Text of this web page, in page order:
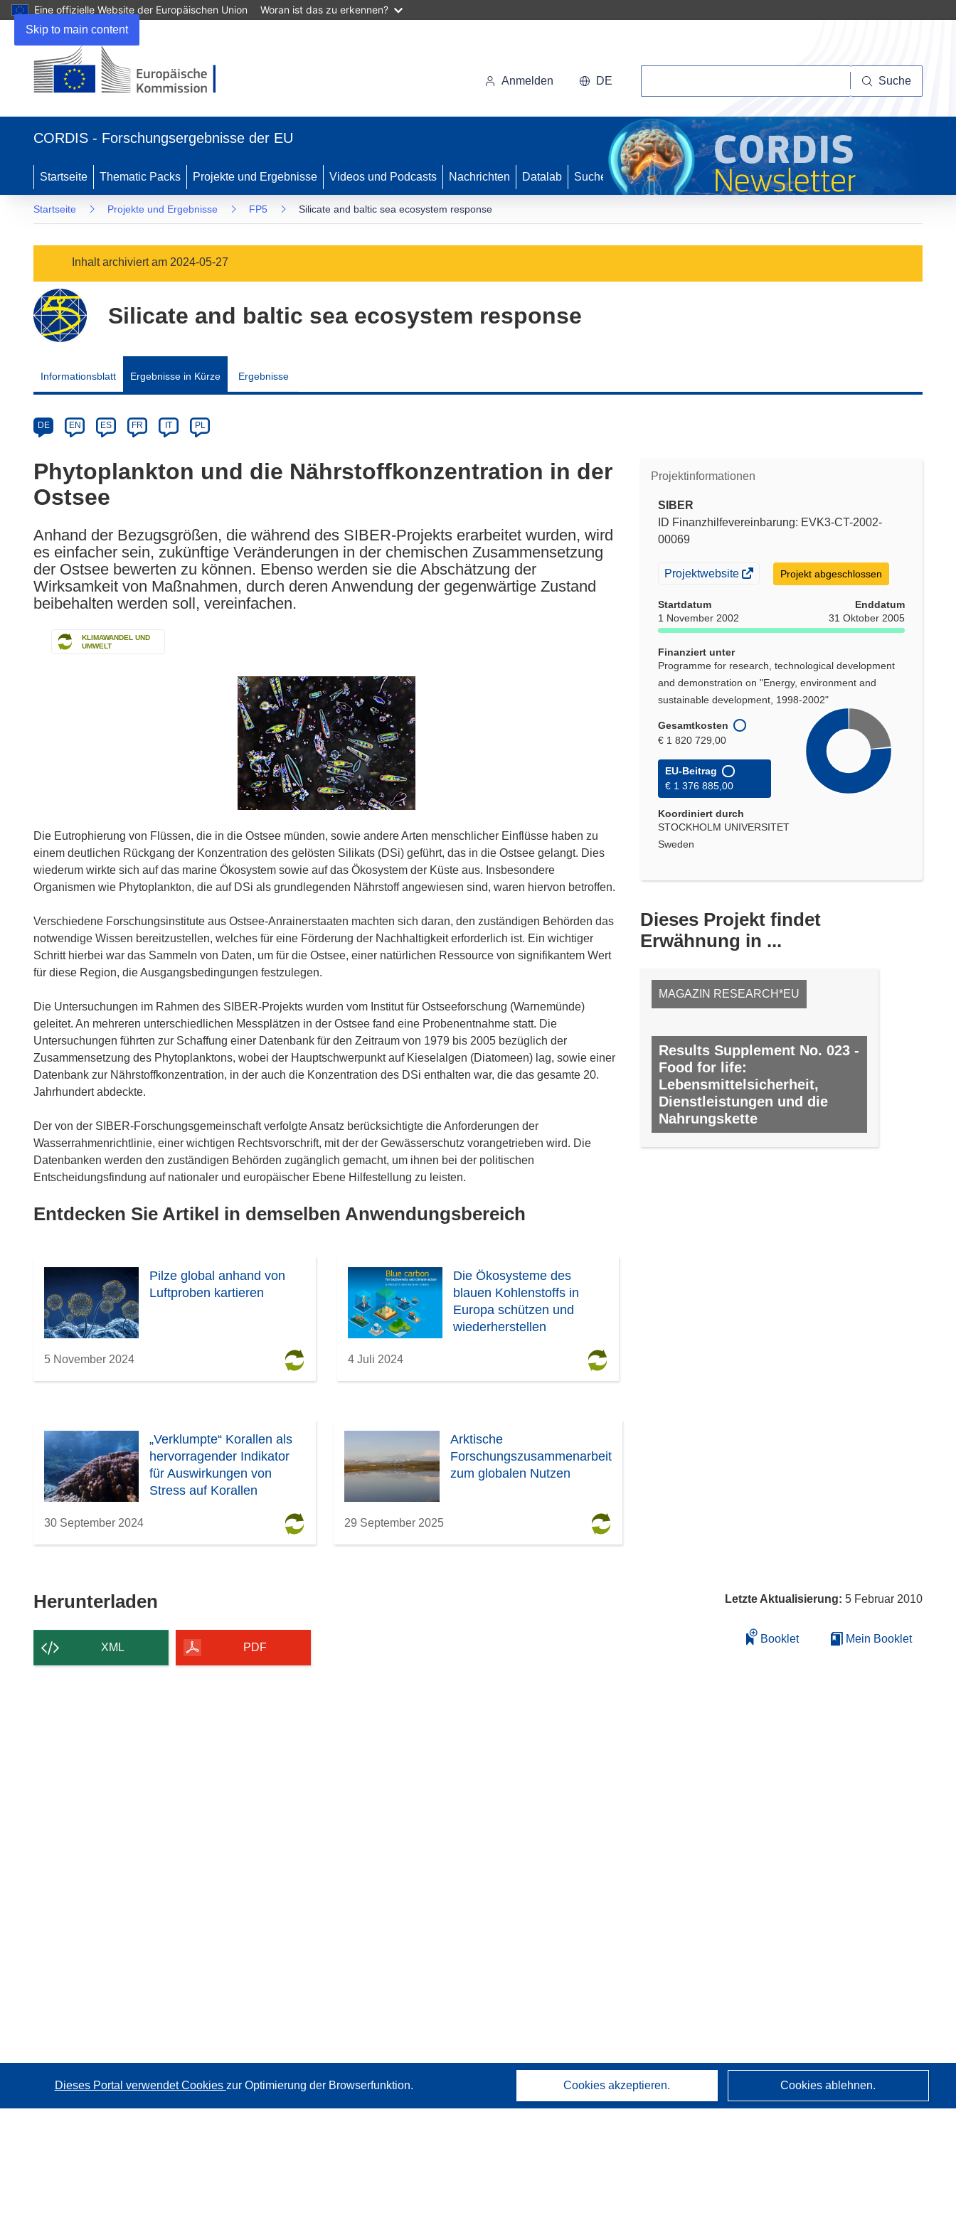
Skip to main content
Eine offizielle Website der Europäischen Union Woran ist das zu erkennen?
neuem
Anmelden DE Suche
CORDIS - Forschungsergebnisse der EU
Startseite Thematic Packs Projekte und Ergebnisse Videos und Podcasts Nachrichten Datalab Suche
Startseite Projekte und Ergebnisse FP5 Silicate and baltic sea ecosystem response
Inhalt archiviert am 2024-05-27
Silicate and baltic sea ecosystem response
Informationsblatt Ergebnisse in Kürze Ergebnisse
Category
Article
available
the
following
languages:
DE EN ES FR IT PL
Phytoplankton und die Nährstoffkonzentration in der
Ostsee
Anhand der Bezugsgrößen, die während des SIBER-Projekts erarbeitet wurden, wird
es einfacher sein, zukünftige Veränderungen in der chemischen Zusammensetzung
der Ostsee bewerten zu können. Ebenso werden sie die Abschätzung der
Wirksamkeit von Maßnahmen, durch deren Anwendung der gegenwärtige Zustand
beibehalten werden soll, vereinfachen.
KLIMAWANDEL UND
UMWELT
Die Eutrophierung von Flüssen, die in die Ostsee münden, sowie andere Arten menschlicher Einflüsse haben zu
einem deutlichen Rückgang der Konzentration des gelösten Silikats (DSi) geführt, das in die Ostsee gelangt. Dies
wiederum wirkte sich auf das marine Ökosystem sowie auf das Ökosystem der Küste aus. Insbesondere
Organismen wie Phytoplankton, die auf DSi als grundlegenden Nährstoff angewiesen sind, waren hiervon betroffen.
Verschiedene Forschungsinstitute aus Ostsee-Anrainerstaaten machten sich daran, den zuständigen Behörden das
notwendige Wissen bereitzustellen, welches für eine Förderung der Nachhaltigkeit erforderlich ist. Ein wichtiger
Schritt hierbei war das Sammeln von Daten, um für die Ostsee, einer natürlichen Ressource von signifikantem Wert
für diese Region, die Ausgangsbedingungen festzulegen.
Die Untersuchungen im Rahmen des SIBER-Projekts wurden vom Institut für Ostseeforschung (Warnemünde)
geleitet. An mehreren unterschiedlichen Messplätzen in der Ostsee fand eine Probenentnahme statt. Die
Untersuchungen führten zur Schaffung einer Datenbank für den Zeitraum von 1979 bis 2005 bezüglich der
Zusammensetzung des Phytoplanktons, wobei der Hauptschwerpunkt auf Kieselalgen (Diatomeen) lag, sowie einer
Datenbank zur Nährstoffkonzentration, in der auch die Konzentration des DSi enthalten war, die das gesamte 20.
Jahrhundert abdeckte.
Der von der SIBER-Forschungsgemeinschaft verfolgte Ansatz berücksichtigte die Anforderungen der
Wasserrahmenrichtlinie, einer wichtigen Rechtsvorschrift, mit der der Gewässerschutz vorangetrieben wird. Die
Datenbanken werden den zuständigen Behörden zugänglich gemacht, um ihnen bei der politischen
Entscheidungsfindung auf nationaler und europäischer Ebene Hilfestellung zu leisten.
Entdecken Sie Artikel in demselben Anwendungsbereich
Pilze global anhand von
Luftproben kartieren
5 November 2024
Die Ökosysteme des
blauen Kohlenstoffs in
Europa schützen und
wiederherstellen
4 Juli 2024
„Verklumpte“ Korallen als
hervorragender Indikator
für Auswirkungen von
Stress auf Korallen
30 September 2024
Arktische
Forschungszusammenarbeit
zum globalen Nutzen
29 September 2025
Projektinformationen
SIBER
ID Finanzhilfevereinbarung: EVK3-CT-2002-
00069
(öffnet
Fenster)
Projektwebsite Projekt abgeschlossen
Startdatum
1 November 2002
Enddatum
31 Oktober 2005
Finanziert unter
Programme for research, technological development
and demonstration on "Energy, environment and
sustainable development, 1998-2002"
Gesamtkosten
€ 1 820 729,00
EU-Beitrag
€ 1 376 885,00
Koordiniert durch
STOCKHOLM UNIVERSITET
Sweden
Dieses Projekt findet
Erwähnung in ...
MAGAZIN RESEARCH*EU
Results Supplement No. 023 -
Food for life:
Lebensmittelsicherheit,
Dienstleistungen und die
Nahrungskette
NR. 23, APRIL 2010
Herunterladen
Seite
XML PDF
Letzte Aktualisierung: 5 Februar 2010
Booklet Mein Booklet
Dieses Portal verwendet Cookies zur Optimierung der Browserfunktion. Cookies akzeptieren. Cookies ablehnen.